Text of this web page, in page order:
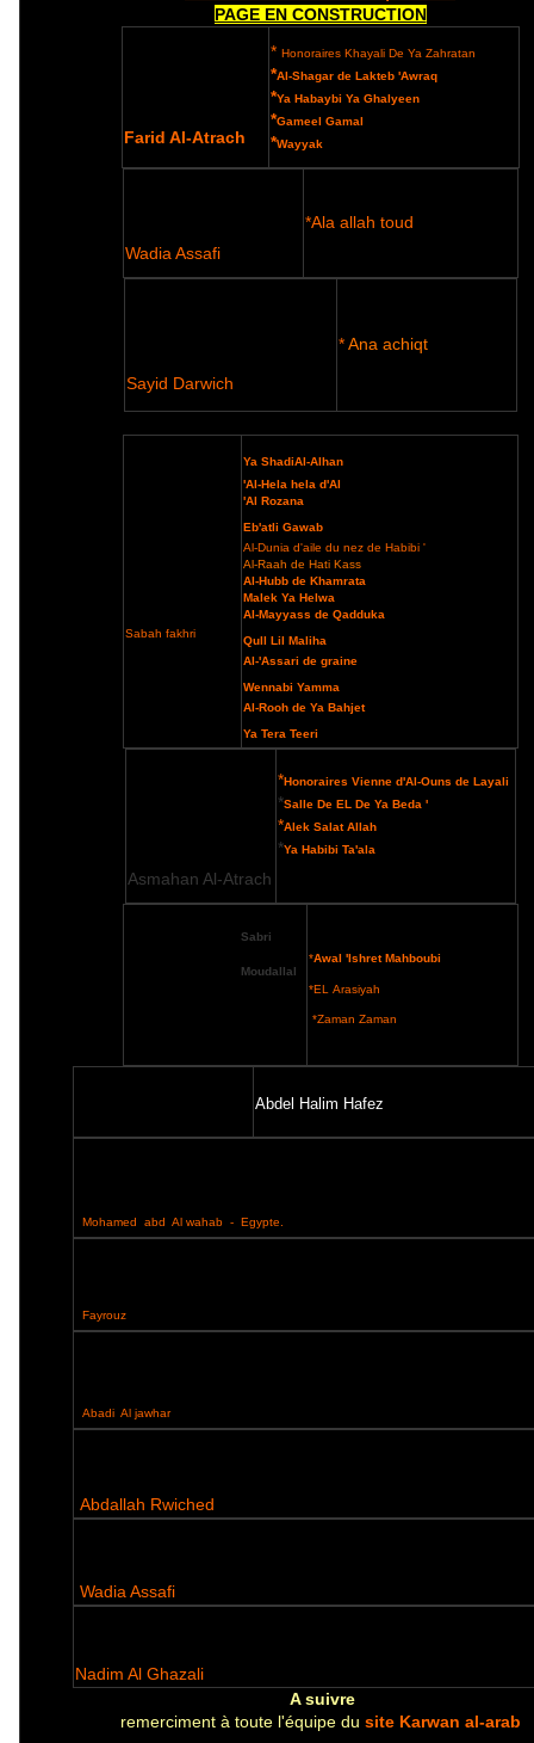
PAGE EN CONSTRUCTION
Farid Al-Atrach
* Honoraires Khayali De Ya Zahratan
*Al-Shagar de Lakteb 'Awraq
*Ya Habaybi Ya Ghalyeen
*Gameel Gamal
*Wayyak
Wadia Assafi
*Ala allah toud
Sayid Darwich
*Ana achiqt
Sabah fakhri
Ya ShadiAl-Alhan
'Al-Hela hela d'Al
'Al Rozana
Eb'atli Gawab
Al-Dunia d'aile du nez de Habibi '
Al-Raah de Hati Kass
Al-Hubb de Khamrata
Malek Ya Helwa
Al-Mayyass de Qadduka
Qull Lil Maliha
Al-'Assari de graine
Wennabi Yamma
Al-Rooh de Ya Bahjet
Ya Tera Teeri
Asmahan Al-Atrach
*Honoraires Vienne d'Al-Ouns de Layali
*Salle De EL De Ya Beda '
*Alek Salat Allah
*Ya Habibi Ta'ala
Sabri
Moudallal
*Awal 'Ishret Mahboubi
*EL Arasiyah
*Zaman Zaman
Abdel Halim Hafez
Mohamed abd Al wahab - Egypte.
Fayrouz
Abadi Al jawhar
Abdallah Rwiched
Wadia Assafi
Nadim Al Ghazali
A suivre
remerciment à toute l'équipe du site Karwan al-arab